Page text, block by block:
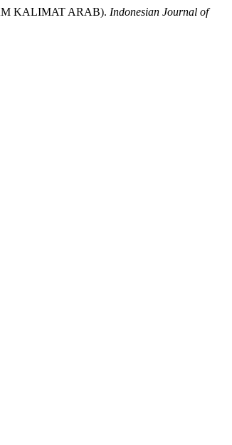
KALIMAT ARAB). Indonesian Journal of